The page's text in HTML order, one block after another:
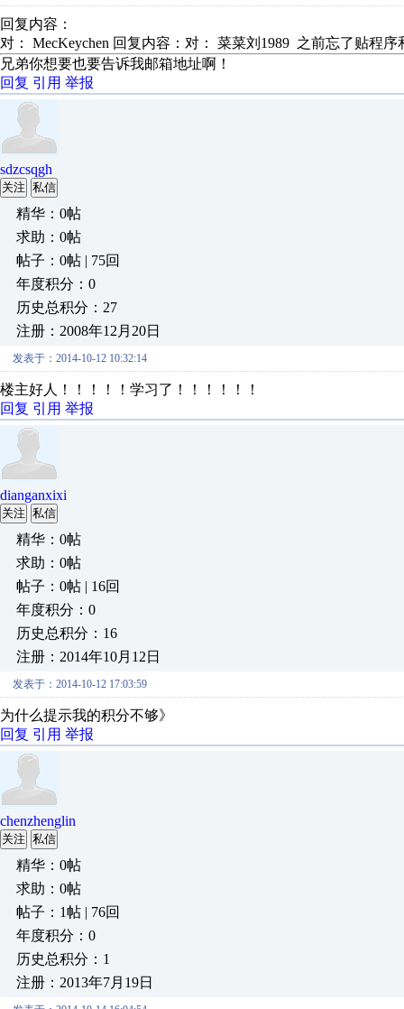
回复内容：
对： MecKeychen 回复内容：对： 菜菜刘1989 之前忘了贴程序
兄弟你想要也要告诉我邮箱地址啊！
回复 引用 举报
sdzcsqgh
关注 私信
精华：0帖
求助：0帖
帖子：0帖 | 75回
年度积分：0
历史总积分：27
注册：2008年12月20日
发表于：2014-10-12 10:32:14
楼主好人！！！！！学习了！！！！！！
回复 引用 举报
dianganxixi
关注 私信
精华：0帖
求助：0帖
帖子：0帖 | 16回
年度积分：0
历史总积分：16
注册：2014年10月12日
发表于：2014-10-12 17:03:59
为什么提示我的积分不够》
回复 引用 举报
chenzhenglin
关注 私信
精华：0帖
求助：0帖
帖子：1帖 | 76回
年度积分：0
历史总积分：1
注册：2013年7月19日